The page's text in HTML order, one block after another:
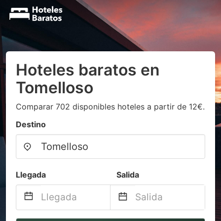
Hoteles baratos en
Tomelloso
Comparar 702 disponibles hoteles a partir de 12€.
Destino
Llegada Salida
Navigate
Navigate